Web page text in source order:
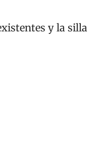
y la silla